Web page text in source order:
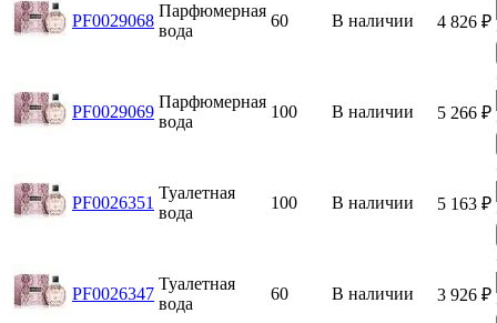
PF0029068
Парфюмерная
вода
60 В наличии 4 826 ₽
PF0029069
Парфюмерная
вода
100 В наличии 5 266 ₽
PF0026351
Туалетная
вода
100 В наличии 5 163 ₽
PF0026347
Туалетная
вода
60 В наличии 3 926 ₽